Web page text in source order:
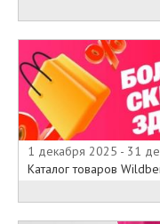
1 декабря 2025 - 31
Каталог товаров